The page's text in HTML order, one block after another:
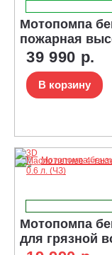
Мотопомпа
пожарная
39 990 р.
В корзину
Мотопомпа
для грязной